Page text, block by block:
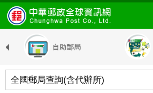
跳到主要內容區塊